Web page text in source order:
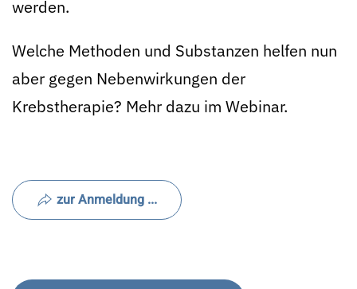
werden.
Welche Methoden und Substanzen helfen nun
aber gegen Nebenwirkungen der
Krebstherapie? Mehr dazu im Webinar.
zur Anmeldung ...